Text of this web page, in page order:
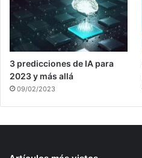
3 predicciones de IA para
2023 y más allá
09/02/2023